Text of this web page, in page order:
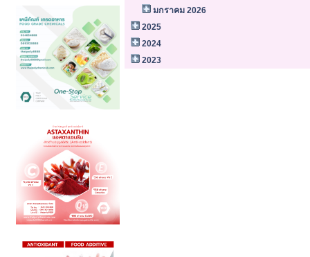
มกราคม 2026
2025
2024
2023